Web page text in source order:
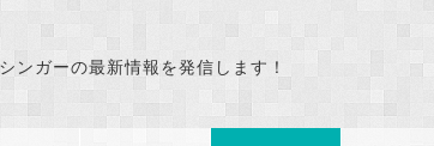
ンガーの最新情報を発信します！